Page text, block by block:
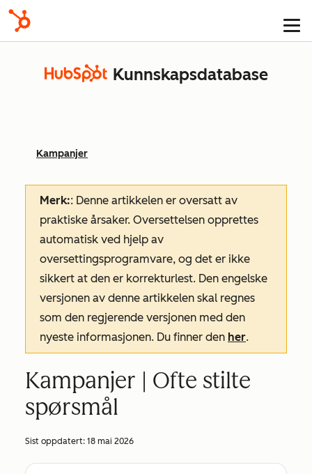
Kunnskapsdatabase
Kampanjer
Merk:: Denne artikkelen er oversatt av
praktiske årsaker. Oversettelsen opprettes
automatisk ved hjelp av
oversettingsprogramvare, og det er ikke
sikkert at den er korrekturlest. Den engelske
versjonen av denne artikkelen skal regnes
som den regjerende versjonen med den
nyeste informasjonen. Du finner den her.
Kampanjer | Ofte stilte
spørsmål
Sist oppdatert: 18 mai 2026